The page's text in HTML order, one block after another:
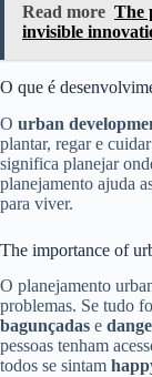
Read more The
invisible
O que é
O urban
plantar, regar e
significa planejar
planejamento ajuda
para viver.
The importance of
O planejamento
problemas. Se tudo
bagunçadas e
pessoas tenham
todos se sintam